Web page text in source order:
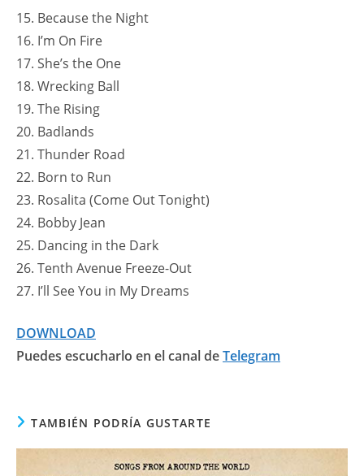
15. Because the Night
16. I’m On Fire
17. She’s the One
18. Wrecking Ball
19. The Rising
20. Badlands
21. Thunder Road
22. Born to Run
23. Rosalita (Come Out Tonight)
24. Bobby Jean
25. Dancing in the Dark
26. Tenth Avenue Freeze-Out
27. I’ll See You in My Dreams
DOWNLOAD
Puedes escucharlo en el canal deTelegram
TAMBIÉN PODRÍA GUSTARTE